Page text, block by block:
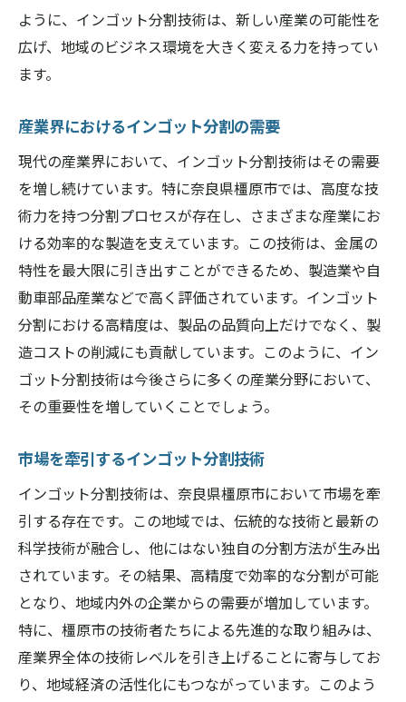
ように、インゴット分割技術は、新しい産業の可能性を
広げ、地域のビジネス環境を大きく変える力を持ってい
ます。
産業界におけるインゴット分割の需要
現代の産業界において、インゴット分割技術はその需要
を増し続けています。特に奈良県橿原市では、高度な技
術力を持つ分割プロセスが存在し、さまざまな産業にお
ける効率的な製造を支えています。この技術は、金属の
特性を最大限に引き出すことができるため、製造業や自
動車部品産業などで高く評価されています。インゴット
分割における高精度は、製品の品質向上だけでなく、製
造コストの削減にも貢献しています。このように、イン
ゴット分割技術は今後さらに多くの産業分野において、
その重要性を増していくことでしょう。
市場を牽引するインゴット分割技術
インゴット分割技術は、奈良県橿原市において市場を牽
引する存在です。この地域では、伝統的な技術と最新の
科学技術が融合し、他にはない独自の分割方法が生み出
されています。その結果、高精度で効率的な分割が可能
となり、地域内外の企業からの需要が増加しています。
特に、橿原市の技術者たちによる先進的な取り組みは、
産業界全体の技術レベルを引き上げることに寄与してお
り、地域経済の活性化にもつながっています。このよう